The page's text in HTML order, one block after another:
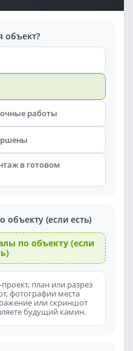
объект?
работы
в готовом
объекту (если есть)
по объекту (если
план или разрез
фотографии места
или скриншот
будущий камин.